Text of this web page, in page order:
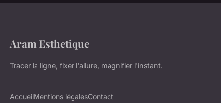
Aram Esthetique
Tracer la ligne, fixer l'allure, magnifier l'instant.
AccueilMentions légalesContact